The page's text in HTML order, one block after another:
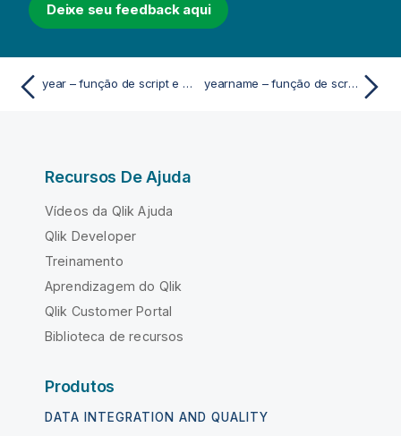
Deixe seu feedback aqui
year – função de script e gráfico yearname – função de script e gráfico
Recursos De Ajuda
Vídeos da Qlik Ajuda
Qlik Developer
Treinamento
Aprendizagem do Qlik
Qlik Customer Portal
Biblioteca de recursos
Produtos
DATA INTEGRATION AND QUALITY